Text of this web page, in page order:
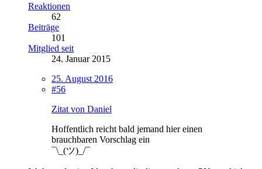
Reaktionen
62
Beiträge
101
Mitglied seit
24. Januar 2015
25. August 2016
#56
Zitat von Daniel
Hoffentlich reicht bald jemand hier einen
brauchbaren Vorschlag ein
¯\_(ツ)_/¯